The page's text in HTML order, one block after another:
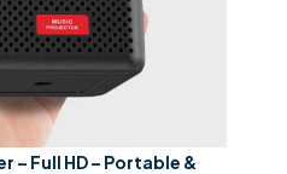
– Full HD – Portable &